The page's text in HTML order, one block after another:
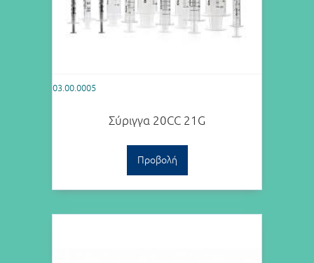
03.00.0005
Σύριγγα 20CC 21G
Προβολή